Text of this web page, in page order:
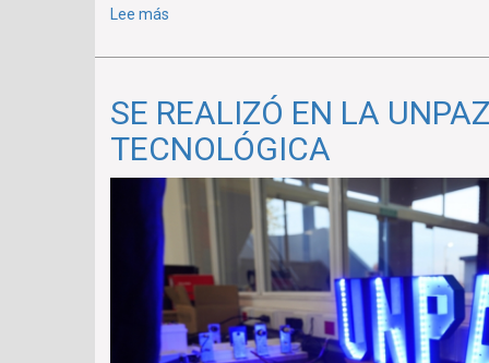
Lee más
LA
DE
BECAS
DE
ESTÍMULO
VOCACIONES
CIENTÍFICAS
(EVC-
CIN)
2026
SE REALIZÓ EN LA
TECNOLÓGICA